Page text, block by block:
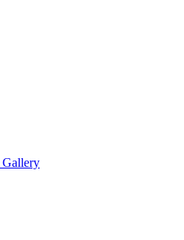
Gallery